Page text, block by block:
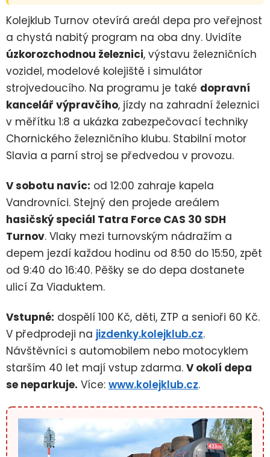
Kolejklub Turnov otevírá areál depa pro veřejnost
a chystá nabitý program na oba dny. Uvidíte
úzkorozchodnou železnici, výstavu železničních
vozidel, modelové kolejiště i simulátor
strojvedoucího. Na programu je také dopravní
kancelář výpravčího, jízdy na zahradní železnici
v měřítku 1:8 a ukázka zabezpečovací techniky
Chornického železničního klubu. Stabilní motor
Slavia a parní stroj se předvedou v provozu.
V sobotu navíc: od 12:00 zahraje kapela
Vandrovníci. Stejný den projede areálem
hasičský speciál Tatra Force CAS 30 SDH
Turnov. Vlaky mezi turnovským nádražím a
depem jezdí každou hodinu od 8:50 do 15:50, zpět
od 9:40 do 16:40. Pěšky se do depa dostanete
ulicí Za Viaduktem.
Vstupné: dospělí 100 Kč, děti, ZTP a senioři 60 Kč.
V předprodeji na jizdenky.kolejklub.cz.
Návštěvníci s automobilem nebo motocyklem
starším 40 let mají vstup zdarma. V okolí depa
se neparkuje. Více: www.kolejklub.cz.